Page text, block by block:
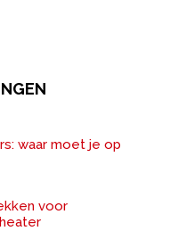
waar moet je op
voor